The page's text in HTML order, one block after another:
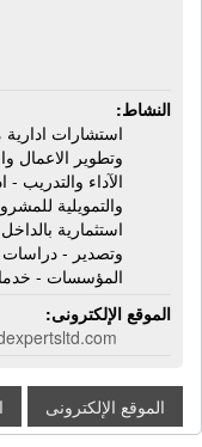
النشاط:
استشارات ادارية
وتطوير الاعمال
الآداء والتدريب
والتمويلية
استثمارية
وتصدير - دراسات
المؤسسات -
الموقع الإلكترونى:
الموقع الإلكترونى